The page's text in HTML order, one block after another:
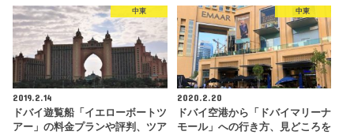
中東
2019.2.14
ドバイ遊覧船「イエローボートツ
アー」の料金プランや評判、ツア
中東
2020.2.20
ドバイ空港から「ドバイマリーナ
モール」への行き方、見どころを